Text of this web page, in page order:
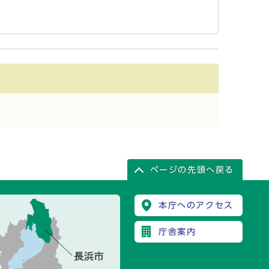
ページの先頭へ戻る
本庁へのアクセス
庁舎案内